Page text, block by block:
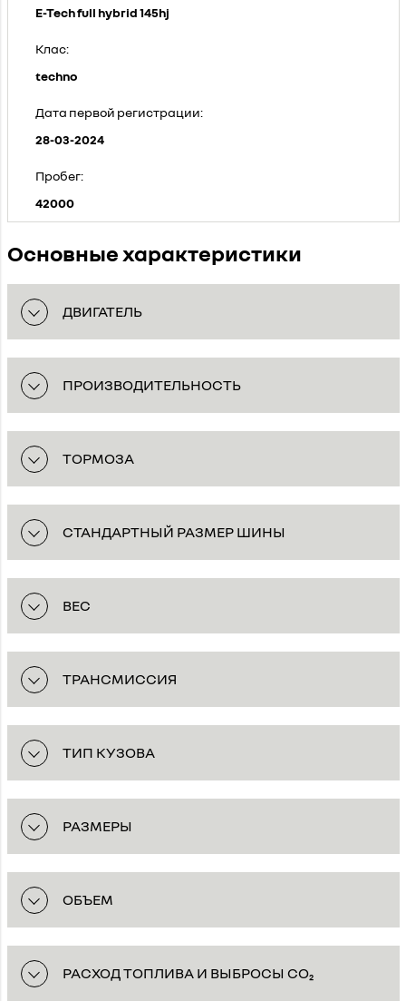
E-Tech full hybrid 145hj
Клас:
techno
Дата первой регистрации:
28-03-2024
Пробег:
42000
Основные характеристики
ДВИГАТЕЛЬ
ПРОИЗВОДИТЕЛЬНОСТЬ
ТОРМОЗА
СТАНДАРТНЫЙ РАЗМЕР ШИНЫ
ВEC
ТPAHCMИCCИЯ
ТИП КУЗОВА
РАЗМЕРЫ
ОБЪЕМ
РАСХОД ТОПЛИВА И ВЫБРОСЫ CO₂